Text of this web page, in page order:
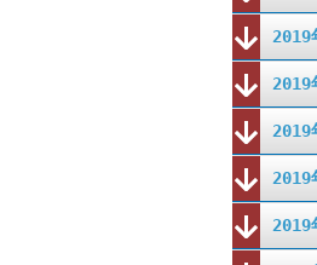
2019
2019
2019
2019
2019